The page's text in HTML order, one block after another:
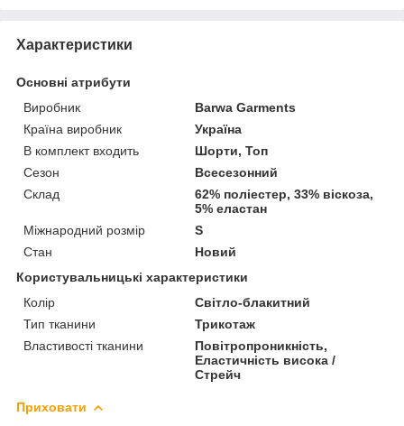
Характеристики
Основні атрибути
Виробник
Barwa Garments
Країна виробник
Україна
В комплект входить
Шорти, Топ
Сезон
Всесезонний
Склад
62% поліестер, 33% віскоза,
5% еластан
Міжнародний розмір
S
Стан
Новий
Користувальницькі характеристики
Колір
Світло-блакитний
Тип тканини
Трикотаж
Властивості тканини
Повітропроникність,
Еластичність висока /
Стрейч
Приховати